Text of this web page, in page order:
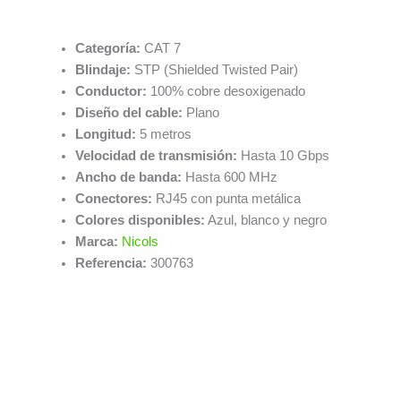
Categoría: CAT 7
Blindaje: STP (Shielded Twisted Pair)
Conductor: 100% cobre desoxigenado
Diseño del cable: Plano
Longitud: 5 metros
Velocidad de transmisión: Hasta 10 Gbps
Ancho de banda: Hasta 600 MHz
Conectores: RJ45 con punta metálica
Colores disponibles: Azul, blanco y negro
Marca: Nicols
Referencia: 300763